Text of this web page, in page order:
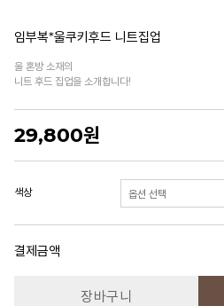
임부복*울쿠키후드 니트집업
울 혼방 소재의
니트 후드 집업을 소개합니다!
29,800원
색상
결제금액
장바구니